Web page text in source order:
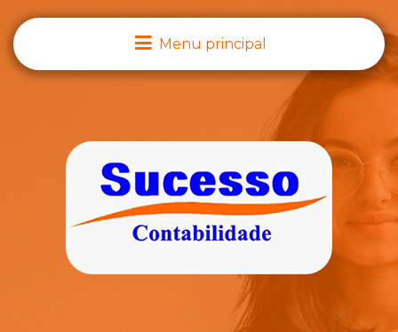
Menu principal